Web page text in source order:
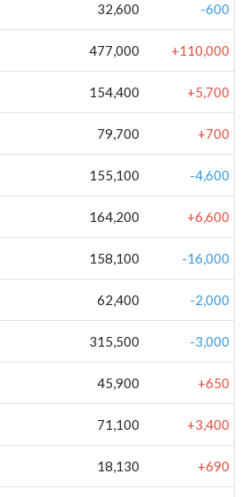
32,600 -600
477,000 +110,000
154,400 +5,700
79,700 +700
155,100 -4,600
164,200 +6,600
158,100 -16,000
62,400 -2,000
315,500 -3,000
45,900 +650
71,100 +3,400
18,130 +690